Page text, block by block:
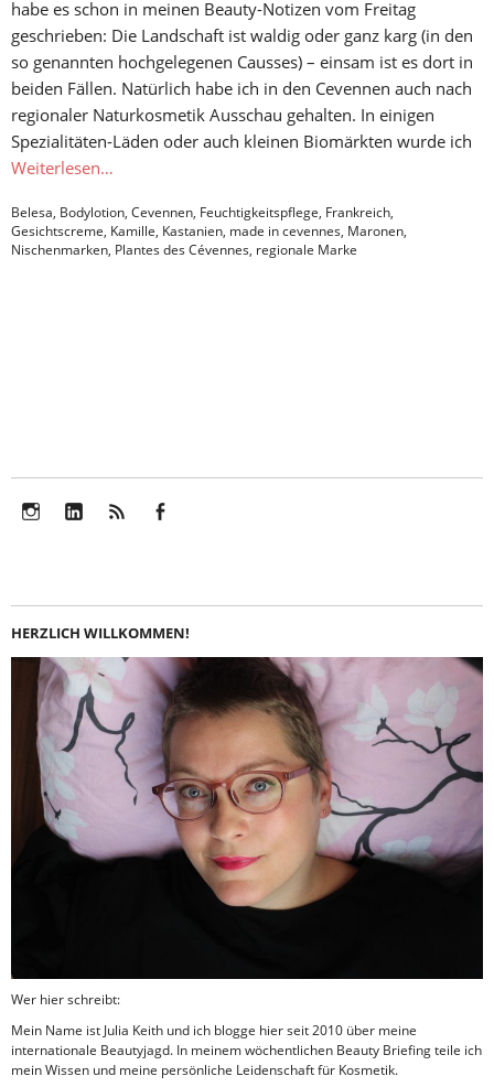
habe es schon in meinen Beauty-Notizen vom Freitag
geschrieben: Die Landschaft ist waldig oder ganz karg (in den
so genannten hochgelegenen Causses) – einsam ist es dort in
beiden Fällen. Natürlich habe ich in den Cevennen auch nach
regionaler Naturkosmetik Ausschau gehalten. In einigen
Spezialitäten-Läden oder auch kleinen Biomärkten wurde ich
Weiterlesen…
Belesa, Bodylotion, Cevennen, Feuchtigkeitspflege, Frankreich,
Gesichtscreme, Kamille, Kastanien, made in cevennes, Maronen,
Nischenmarken, Plantes des Cévennes, regionale Marke
HERZLICH WILLKOMMEN!
Wer hier schreibt:
Mein Name ist Julia Keith und ich blogge hier seit 2010 über meine
internationale Beautyjagd. In meinem wöchentlichen Beauty Briefing teile ich
mein Wissen und meine persönliche Leidenschaft für Kosmetik.